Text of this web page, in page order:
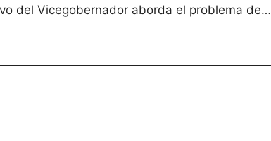
del Vicegobernador aborda el problema de…